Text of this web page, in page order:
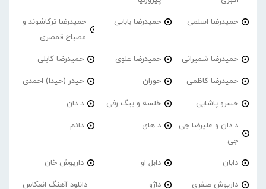
حمیدرضا اسلمی حمیدرضا بابایی
حمیدرضا ترکاشوند و
مصباح قمصری
حمیدرضا شمیرانی حمیدرضا علوی حمیدرضا کابلی
حمیدرضا کاظمی حوران حیدر (حیدا) احمدی
خسرو پاشایی خلسه و بیگ رفی د دان
د دان و علیرضا جی
جی
د های دائم
دابان دابل او داریوش خان
داریوش صفری داژو
دانلود آهنگ انعکاس